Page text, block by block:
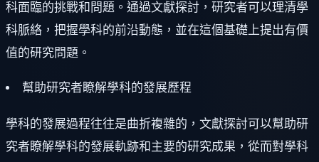
科面臨的挑戰和問題。通過文獻探討，研究者可以理清學
科脈絡，把握學科的前沿動態，並在這個基礎上提出有價
值的研究問題。
幫助研究者瞭解學科的發展歷程
學科的發展過程往往是曲折複雜的，文獻探討可以幫助研
究者瞭解學科的發展軌跡和主要的研究成果，從而對學科